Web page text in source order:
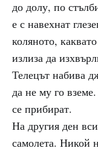
до долу, по
е с навехнат
коляното,
излиза да
Телецът набива
да не му го
се прибират.
На другия ден
самолета. Никой